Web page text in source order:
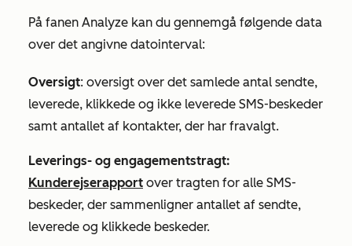
På fanen Analyze kan du gennemgå følgende data
over det angivne datointerval:
Oversigt: oversigt over det samlede antal sendte,
leverede, klikkede og ikke leverede SMS-beskeder
samt antallet af kontakter, der har fravalgt.
Leverings- og engagementstragt:
Kunderejserapport over tragten for alle SMS-
beskeder, der sammenligner antallet af sendte,
leverede og klikkede beskeder.